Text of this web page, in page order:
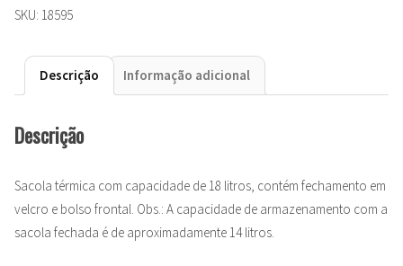
SKU: 18595
Descrição Informação adicional
Descrição
Sacola térmica com capacidade de 18 litros, contém fechamento em
velcro e bolso frontal. Obs.: A capacidade de armazenamento com a
sacola fechada é de aproximadamente 14 litros.